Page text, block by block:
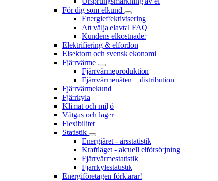
För dig som elkund
Energieffektivisering
Att välja elavtal FAQ
Kundens elkostnader
Elektrifiering & elfordon
Elsektorn och svensk ekonomi
Fjärrvärme
Fjärrvärmeproduktion
Fjärrvärmenäten – distribution
Fjärrvärmekund
Fjärrkyla
Klimat och miljö
Vätgas och lager
Flexibilitet
Statistik
Energiåret - årsstatistik
Kraftläget - aktuell elförsörjning
Fjärrvärmestatistik
Fjärrkylestatistik
Energiföretagen förklarar!